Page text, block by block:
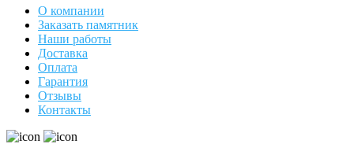
О компании
Заказать памятник
Наши работы
Доставка
Оплата
Гарантия
Отзывы
Контакты